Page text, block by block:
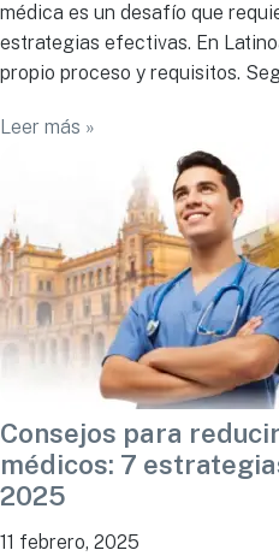
médica es un desafío que
estrategias efectivas. En
propio proceso y requisitos.
Leer más »
Consejos para
médicos: 7
2025
11 febrero, 2025